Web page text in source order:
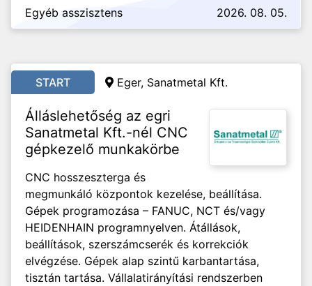
Egyéb asszisztens 2026. 08. 05.
START Eger, Sanatmetal Kft.
Álláslehetőség az egri
Sanatmetal Kft.-nél CNC
gépkezelő munkakörbe
CNC hosszeszterga és
megmunkáló központok kezelése, beállítása.
Gépek programozása – FANUC, NCT és/vagy
HEIDENHAIN programnyelven. Átállások,
beállítások, szerszámcserék és korrekciók
elvégzése. Gépek alap szintű karbantartása,
tisztán tartása. Vállalatirányítási rendszerben